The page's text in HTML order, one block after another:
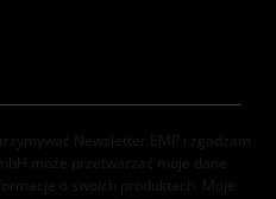
Newsletter EMP i zgadzam
może przetwarzać moje dane
o swoich produktach. Moje